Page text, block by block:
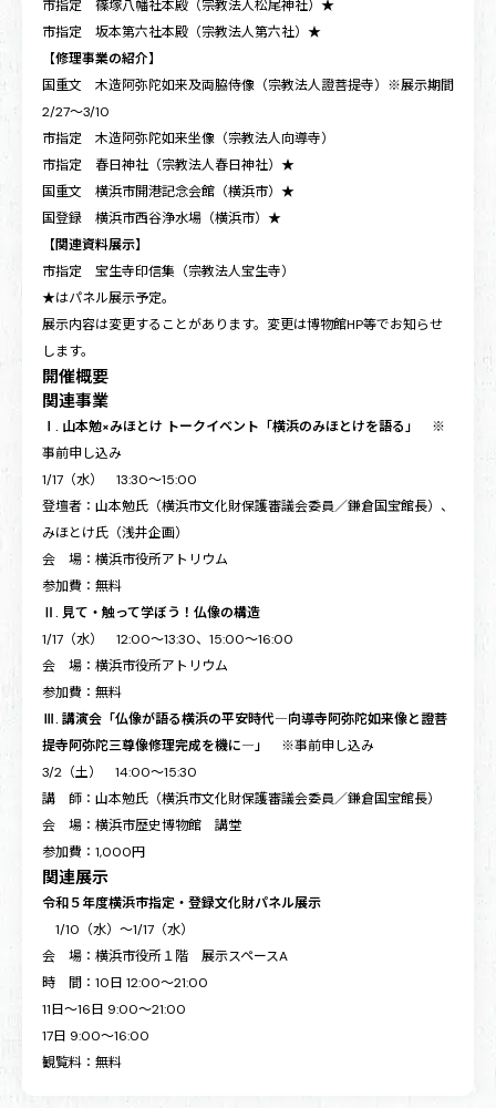
市指定 篠塚八幡社本殿（宗教法人松尾神社）★
市指定 坂本第六社本殿（宗教法人第六社）★
【修理事業の紹介】
国重文 木造阿弥陀如来及両脇侍像（宗教法人證菩提寺）※展示期間
2/27～3/10
市指定 木造阿弥陀如来坐像（宗教法人向導寺）
市指定 春日神社（宗教法人春日神社）★
国重文 横浜市開港記念会館（横浜市）★
国登録 横浜市西谷浄水場（横浜市）★
【関連資料展示】
市指定 宝生寺印信集（宗教法人宝生寺）
★はパネル展示予定。
展示内容は変更することがあります。変更は博物館HP等でお知らせ
します。
開催概要
関連事業
Ⅰ. 山本勉×みほとけ トークイベント「横浜のみほとけを語る」
※
事前申し込み
1/17（水） 13:30～15:00
登壇者：山本勉氏（横浜市文化財保護審議会委員／鎌倉国宝館長）、
みほとけ氏（浅井企画）
会 場：横浜市役所アトリウム
参加費：無料
Ⅱ. 見て・触って学ぼう！仏像の構造
1/17（水） 12:00～13:30、15:00～16:00
会 場：横浜市役所アトリウム
参加費：無料
Ⅲ. 講演会「仏像が語る横浜の平安時代―向導寺阿弥陀如来像と證菩
提寺阿弥陀三尊像修理完成を機に―」
※事前申し込み
3/2（土） 14:00～15:30
講 師：山本勉氏（横浜市文化財保護審議会委員／鎌倉国宝館長）
会 場：横浜市歴史博物館 講堂
参加費：1,000円
関連展示
令和５年度横浜市指定・登録文化財パネル展示
1/10（水）～1/17（水）
会 場：横浜市役所１階 展示スペースA
時 間：10日 12:00～21:00
11日～16日 9:00～21:00
17日 9:00～16:00
観覧料：無料